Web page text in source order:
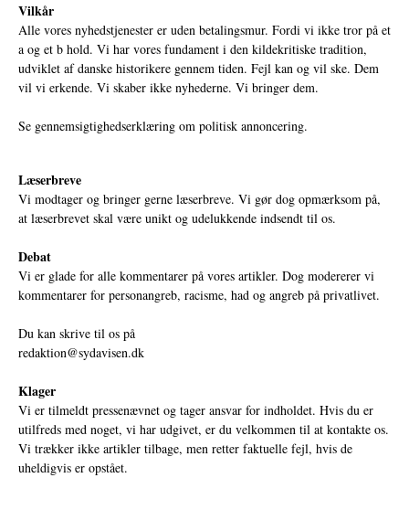
Vilkår
Alle vores nyhedstjenester er uden betalingsmur. Fordi vi ikke tror på et
a og et b hold. Vi har vores fundament i den kildekritiske tradition,
udviklet af danske historikere gennem tiden. Fejl kan og vil ske. Dem
vil vi erkende. Vi skaber ikke nyhederne. Vi bringer dem.
Se gennemsigtighedserklæring om politisk annoncering.
Læserbreve
Vi modtager og bringer gerne læserbreve. Vi gør dog opmærksom på,
at læserbrevet skal være unikt og udelukkende indsendt til os.
Debat
Vi er glade for alle kommentarer på vores artikler. Dog modererer vi
kommentarer for personangreb, racisme, had og angreb på privatlivet.
Du kan skrive til os på
redaktion@sydavisen.dk
Klager
Vi er tilmeldt pressenævnet og tager ansvar for indholdet. Hvis du er
utilfreds med noget, vi har udgivet, er du velkommen til at kontakte os.
Vi trækker ikke artikler tilbage, men retter faktuelle fejl, hvis de
uheldigvis er opstået.